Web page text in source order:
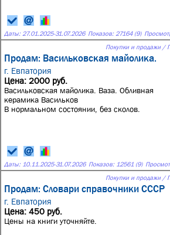
Даты: 27.01.2025-31.07.2026 Показов: 27164 (9)
Покупки и продажи /
Продам: Васильковская майолика.
г. Евпатория
Цена: 2000 руб.
Васильковская майолика. Ваза. Обливная
керамика Васильков
В нормальном состоянии, без сколов.
Даты: 10.11.2025-31.07.2026 Показов: 12561 (9)
Покупки и продажи /
Продам: Словари справочники СССР
г. Евпатория
Цена: 450 руб.
Цены на книги уточняйте.